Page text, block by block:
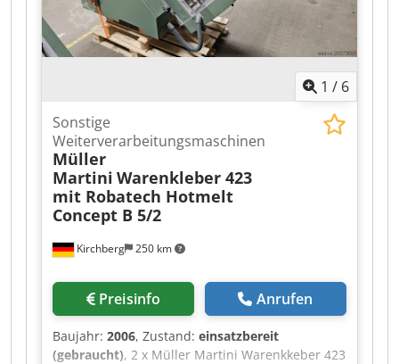
1 / 6
Kirchberg 250 km
Sonstige
Weiterverarbeitungsmaschinen
Müller
Martini Warenkleber 423
mit Robatech Hotmelt
Concept B 5/2
Preisinfo Anrufen
Baujahr: 2006, Zustand: einsatzbereit
(gebraucht), 2 x Müller Martini Warenkkeber 423